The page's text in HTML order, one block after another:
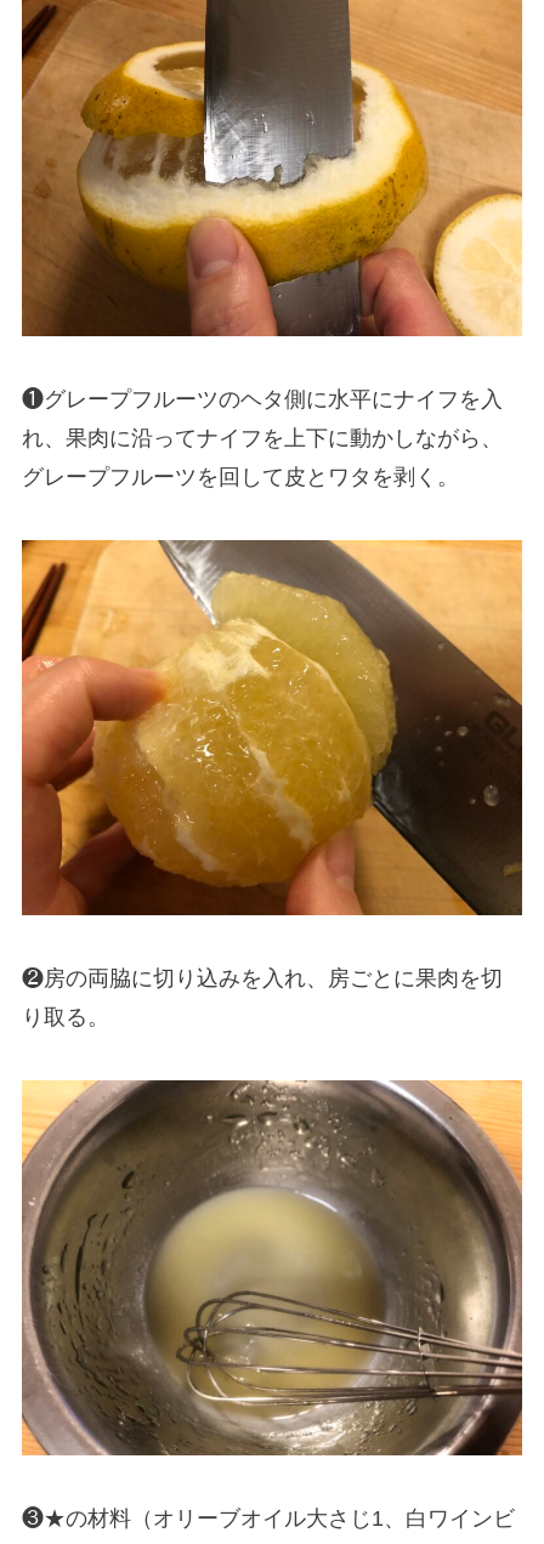
❶グレープフルーツのヘタ側に水平にナイフを入
れ、果肉に沿ってナイフを上下に動かしながら、
グレープフルーツを回して皮とワタを剥く。
❷房の両脇に切り込みを入れ、房ごとに果肉を切
り取る。
❸★の材料（オリーブオイル大さじ1、白ワインビ